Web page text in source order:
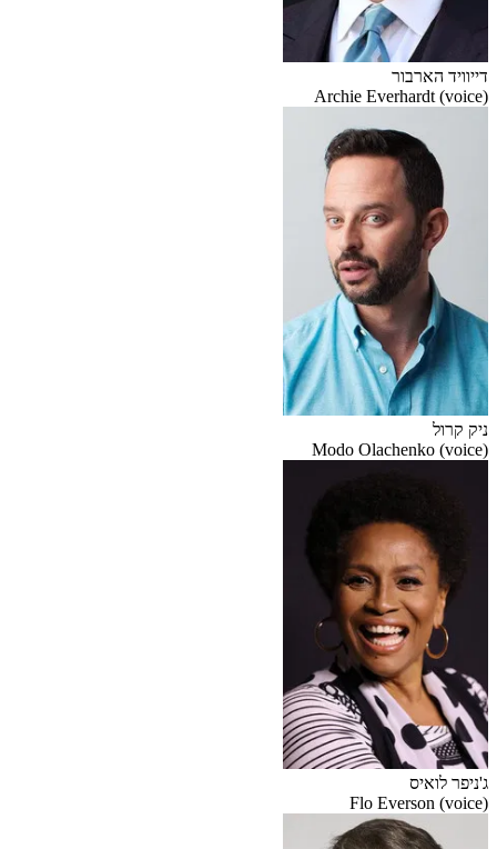
דייוויד הארבור
Archie Everhardt (voice)
ניק קרול
Modo Olachenko (voice)
ג'ניפר לואיס
Flo Everson (voice)